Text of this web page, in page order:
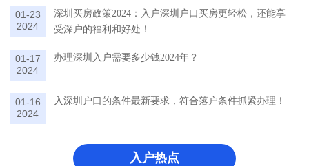
01-23
2024
深圳买房政策2024：入户深圳户口买房更轻松，还能享
受深户的福利和好处！
01-17
2024
办理深圳入户需要多少钱2024年？
01-16
2024
入深圳户口的条件最新要求，符合落户条件抓紧办理！
入户热点